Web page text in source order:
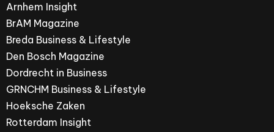
Arnhem Insight
BrAM Magazine
Breda Business & Lifestyle
Den Bosch Magazine
Dordrecht in Business
GRNCHM Business & Lifestyle
Hoeksche Zaken
Rotterdam Insight